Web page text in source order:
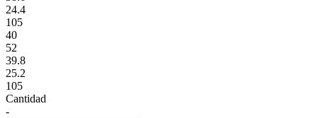
24.4
105
40
52
39.8
25.2
105
Cantidad
-